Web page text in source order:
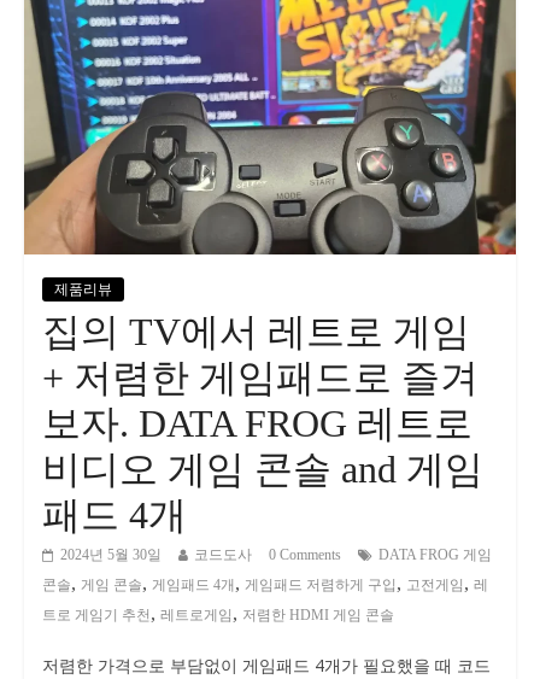
제품리뷰
집의 TV에서 레트로 게임
+ 저렴한 게임패드로 즐겨
보자. DATA FROG 레트로
비디오 게임 콘솔 and 게임
패드 4개
2024년 5월 30일 코드도사 0 Comments
DATA FROG 게임
콘솔, 게임 콘솔, 게임패드 4개 , 게임패드 저렴하게 구입 , 고전게임 , 레
트로 게임기 추천 , 레트로게임 , 저렴한 HDMI 게임 콘솔
저렴한 가격으로 부담없이 게임패드 4개가 필요했을 때 코드